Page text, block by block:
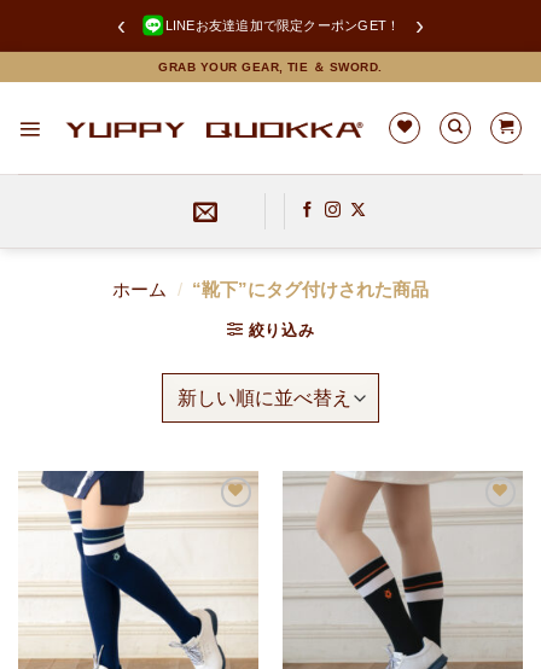
‹ LINEお友達追加で限定クーポンGET！ ›
to
GRAB YOUR GEAR, TIE ＆ SWORD.
ホーム / “靴下”にタグ付けされた商品
絞り込み
お
気
追
お
追